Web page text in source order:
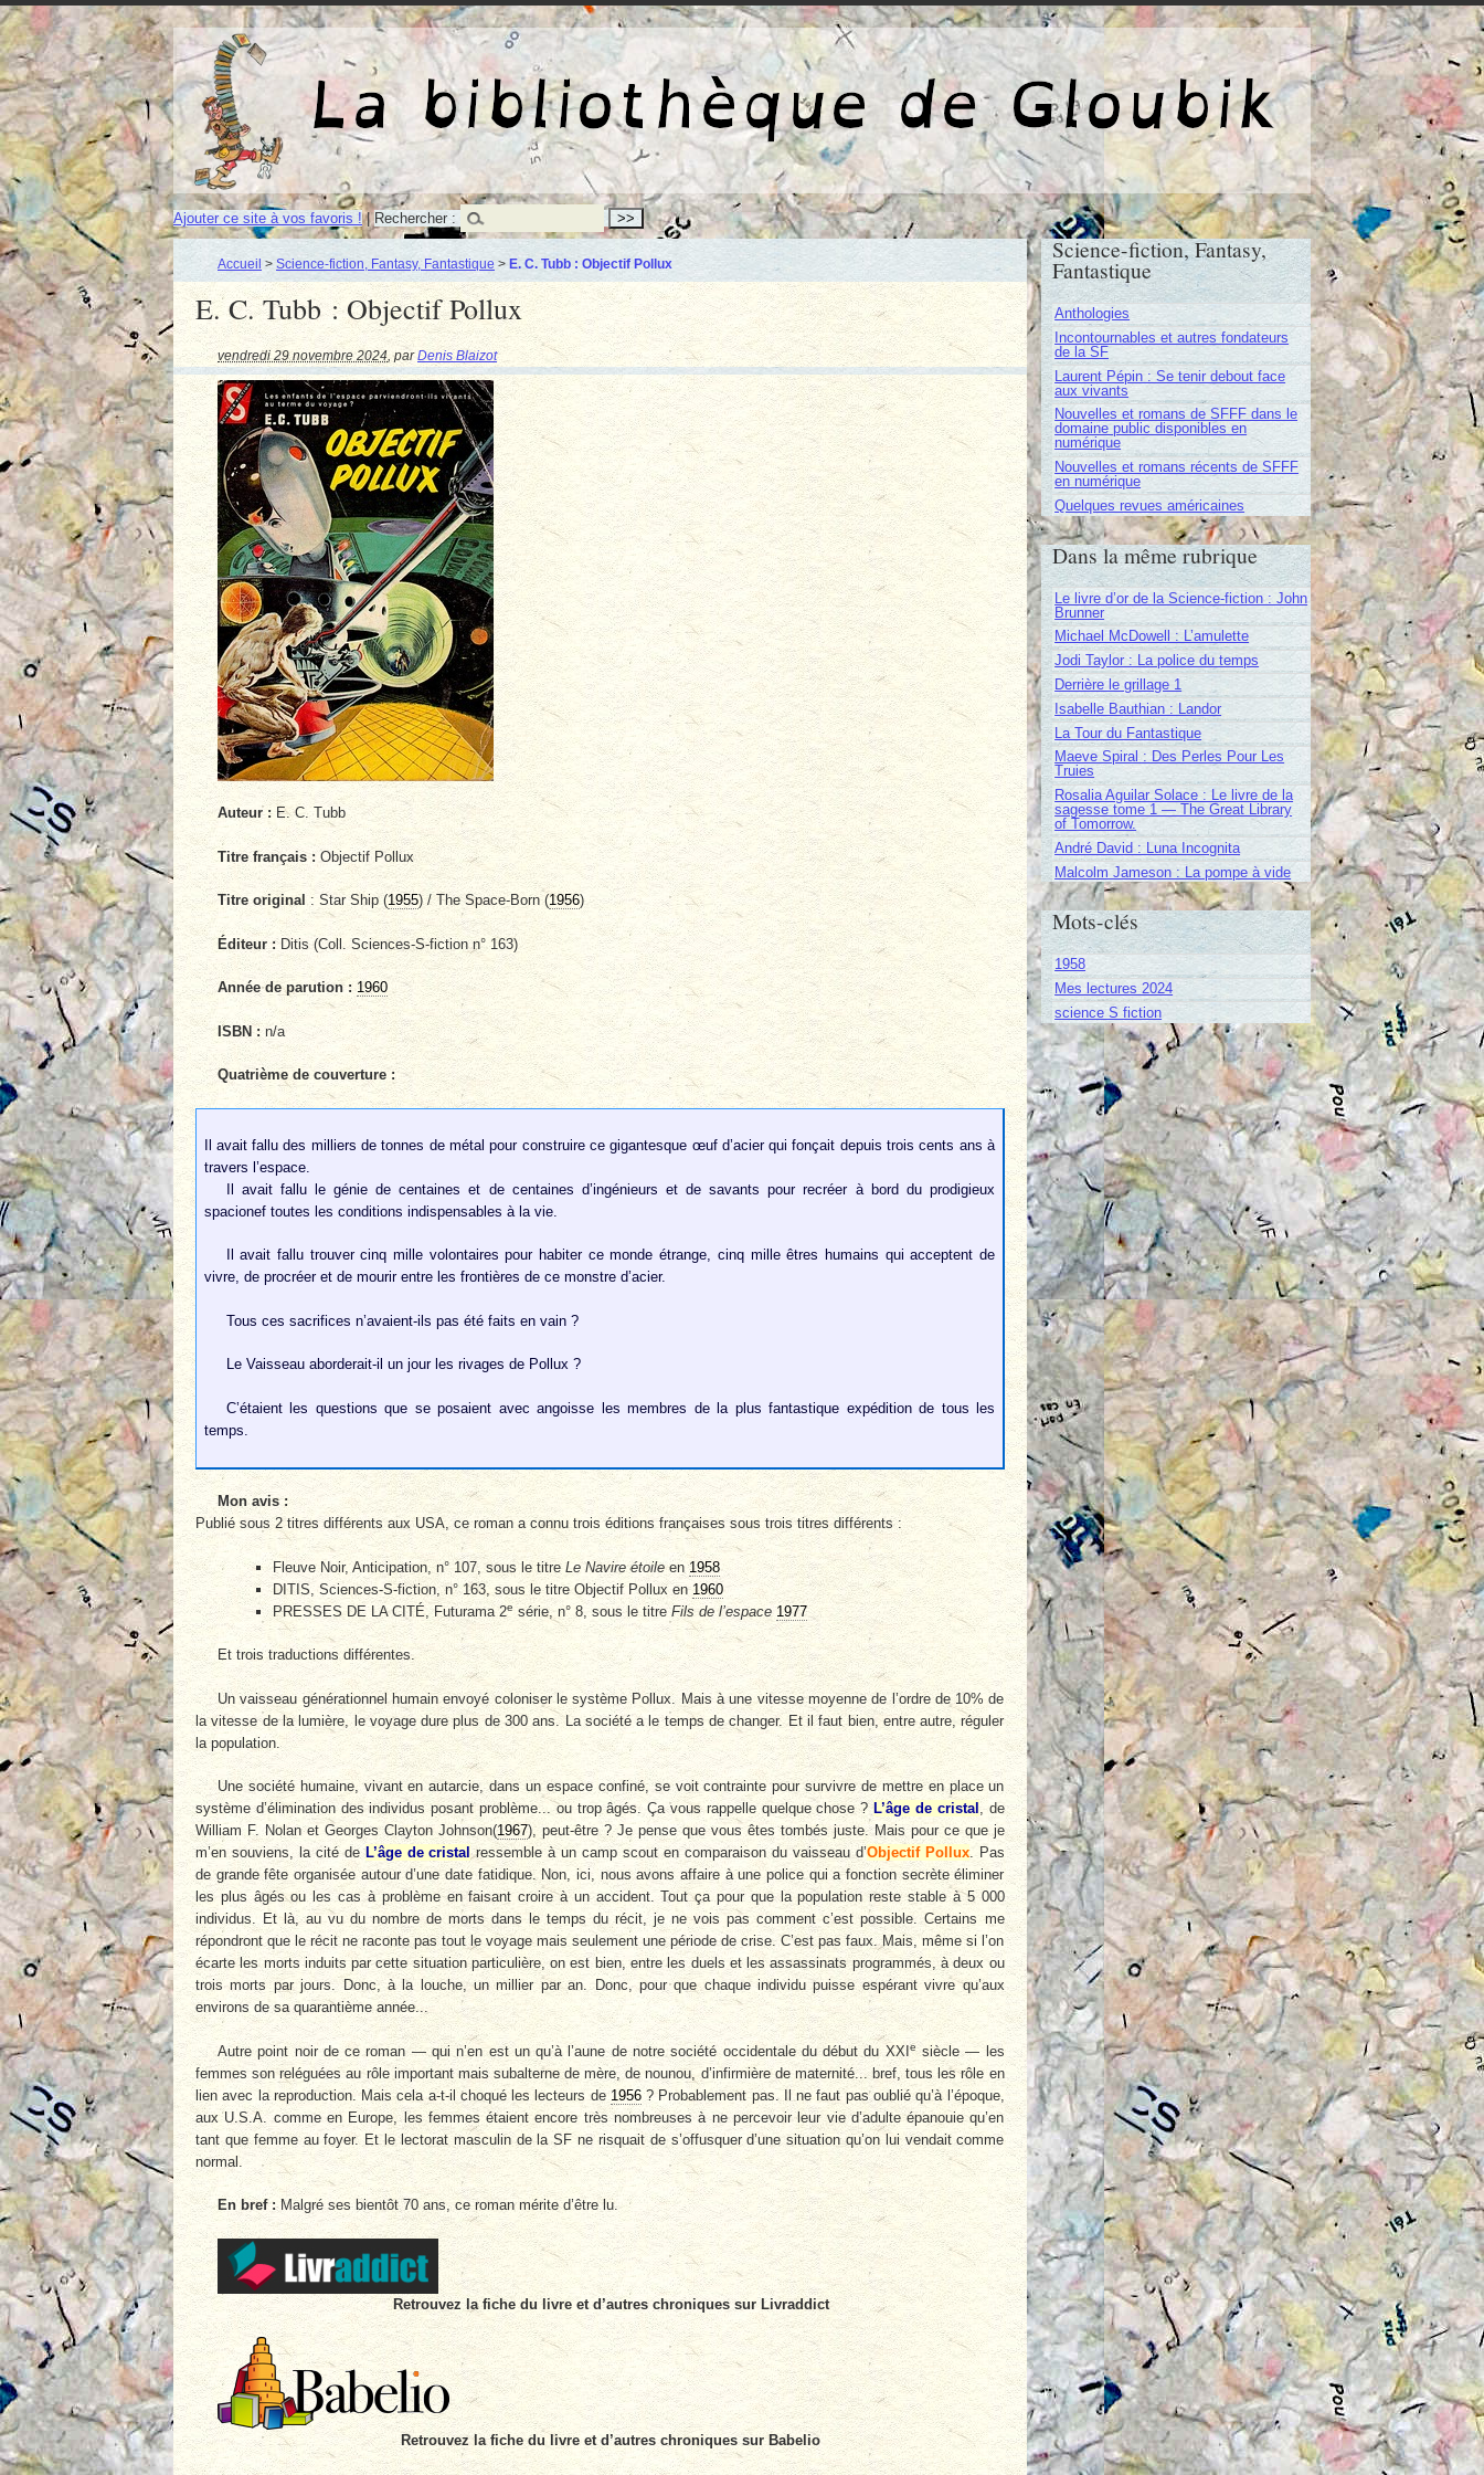
La bibliothèque de Gloubik
Ajouter ce site à vos favoris !|Rechercher :
Accueil > Science-fiction, Fantasy, Fantastique > E. C. Tubb : Objectif Pollux
E. C. Tubb : Objectif Pollux
vendredi 29 novembre 2024 ,parDenis Blaizot
Auteur : E. C. Tubb
Titre français : Objectif Pollux
Titre original : Star Ship (1955) / The Space-Born (1956)
Éditeur :Ditis (Coll. Sciences-S-fiction n° 163)
Année de parution : 1960
ISBN : n/a
Quatrième de couverture :
Il avait fallu des milliers de tonnes de métal pour construire ce gigantesque œuf d’acier qui fonçait depuis trois cents ans à
travers l’espace.
Il avait fallu le génie de centaines et de centaines d’ingénieurs et de savants pour recréer à bord du prodigieux
spacionef toutes les conditions indispensables à la vie.
Il avait fallu trouver cinq mille volontaires pour habiter ce monde étrange, cinq mille êtres humains qui acceptent de
vivre, de procréer et de mourir entre les frontières de ce monstre d’acier.
Tous ces sacrifices n’avaient-ils pas été faits en vain ?
Le Vaisseau aborderait-il un jour les rivages de Pollux ?
C’étaient les questions que se posaient avec angoisse les membres de la plus fantastique expédition de tous les
temps.
Mon avis :
Publié sous 2 titres différents aux USA, ce roman a connu trois éditions françaises sous trois titres différents :
Fleuve Noir, Anticipation, n° 107, sous le titre Le Navire étoileen1958
DITIS, Sciences-S-fiction, n° 163, sous le titre Objectif Pollux en 1960
PRESSES DE LA CITÉ, Futurama 2e série, n° 8, sous le titre Fils de l’espace 1977
Et trois traductions différentes.
Un vaisseau générationnel humain envoyé coloniser le système Pollux. Mais à une vitesse moyenne de l’ordre de 10% de
la vitesse de la lumière, le voyage dure plus de 300 ans. La société a le temps de changer. Et il faut bien, entre autre, réguler
la population.
Une société humaine, vivant en autarcie, dans un espace confiné, se voit contrainte pour survivre de mettre en place un
système d’élimination des individus posant problème... ou trop âgés. Ça vous rappelle quelque chose ? L’âge de cristal , de
William F. Nolan et Georges Clayton Johnson(1967), peut-être ? Je pense que vous êtes tombés juste. Mais pour ce que je
m’en souviens, la cité de L’âge de cristal ressemble à un camp scout en comparaison du vaisseau d’Objectif Pollux. Pas
de grande fête organisée autour d’une date fatidique. Non, ici, nous avons affaire à une police qui a fonction secrète éliminer
les plus âgés ou les cas à problème en faisant croire à un accident. Tout ça pour que la population reste stable à 5 000
individus. Et là, au vu du nombre de morts dans le temps du récit, je ne vois pas comment c’est possible. Certains me
répondront que le récit ne raconte pas tout le voyage mais seulement une période de crise. C’est pas faux. Mais, même si l’on
écarte les morts induits par cette situation particulière, on est bien, entre les duels et les assassinats programmés, à deux ou
trois morts par jours. Donc, à la louche, un millier par an. Donc, pour que chaque individu puisse espérant vivre qu’aux
environs de sa quarantième année...
Autre point noir de ce roman — qui n’en est un qu’à l’aune de notre société occidentale du début du XXIesiècle — les
femmes son reléguées au rôle important mais subalterne de mère, de nounou, d’infirmière de maternité... bref, tous les rôle en
lien avec la reproduction. Mais cela a-t-il choqué les lecteurs de 1956? Probablement pas. Il ne faut pas oublié qu’à l’époque,
aux U.S.A. comme en Europe, les femmes étaient encore très nombreuses à ne percevoir leur vie d’adulte épanouie qu’en
tant que femme au foyer. Et le lectorat masculin de la SF ne risquait de s’offusquer d’une situation qu’on lui vendait comme
normal.
En bref :Malgré ses bientôt 70 ans, ce roman mérite d’être lu.
Retrouvez la fiche du livre et d’autres chroniques sur Livraddict
Retrouvez la fiche du livre et d’autres chroniques sur Babelio
Science-fiction, Fantasy,
Fantastique
Anthologies
Incontournables et autres fondateurs
de la SF
Laurent Pépin : Se tenir debout face
aux vivants
Nouvelles et romans de SFFF dans le
domaine public disponibles en
numérique
Nouvelles et romans récents de SFFF
en numérique
Quelques revues américaines
Dans la même rubrique
Le livre d’or de la Science-fiction : John
Brunner
Michael McDowell : L’amulette
Jodi Taylor : La police du temps
Derrière le grillage 1
Isabelle Bauthian : Landor
La Tour du Fantastique
Maeve Spiral : Des Perles Pour Les
Truies
Rosalia Aguilar Solace : Le livre de la
sagesse tome 1 — The Great Library
of Tomorrow.
André David : Luna Incognita
Malcolm Jameson : La pompe à vide
Mots-clés
1958
Mes lectures 2024
science S fiction